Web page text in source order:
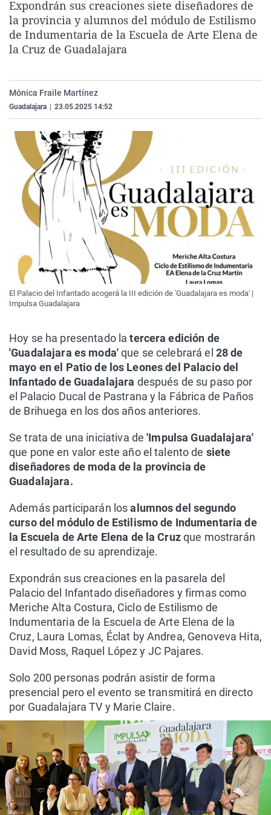
La rosa de los vientos
Gente viajera
Caso
Retornados
Extremadura
Galicia
Virales
Televisión
Expondrán sus creaciones siete diseñadores de
la provincia y alumnos del módulo de Estilismo
de Indumentaria de la Escuela de Arte Elena de
la Cruz de Guadalajara
Mónica Fraile Martínez
Guadalajara 23.05.2025 14:52
El Palacio del Infantado acogerá la III edición de 'Guadalajara es moda' |
Impulsa Guadalajara
Hoy se ha presentado la tercera edición de
'Guadalajara es moda'que se celebrará el 28 de
mayo en el Patio de los Leones del Palacio del
Infantado de Guadalajara después de su paso por
el Palacio Ducal de Pastrana y la Fábrica de Paños
de Brihuega en los dos años anteriores.
Se trata de una iniciativa de'Impulsa Guadalajara'
que pone en valor este año el talento de siete
diseñadores de moda de la provincia de
Guadalajara.
Además participarán losalumnos del segundo
curso del módulo de Estilismo de Indumentaria de
la Escuela de Arte Elena de la Cruzque mostrarán
el resultado de su aprendizaje.
Expondrán sus creaciones en la pasarela del
Palacio del Infantado diseñadores y firmas como
Meriche Alta Costura, Ciclo de Estilismo de
Indumentaria de la Escuela de Arte Elena de la
Cruz, Laura Lomas, Éclat by Andrea, Genoveva Hita,
David Moss, Raquel López y JC Pajares.
Solo 200 personas podrán asistir de forma
presencial pero el evento se transmitirá en directo
por Guadalajara TV y Marie Claire.